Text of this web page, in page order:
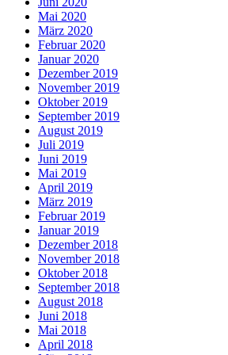
Mai 2020
März 2020
Februar 2020
Januar 2020
Dezember 2019
November 2019
Oktober 2019
September 2019
August 2019
Juli 2019
Juni 2019
Mai 2019
April 2019
März 2019
Februar 2019
Januar 2019
Dezember 2018
November 2018
Oktober 2018
September 2018
August 2018
Juni 2018
Mai 2018
April 2018